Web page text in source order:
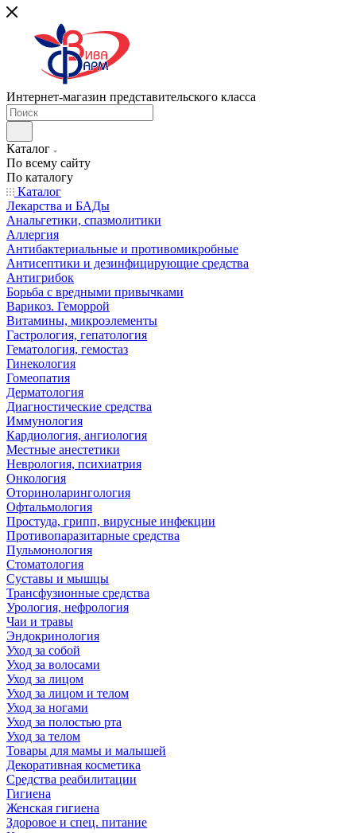
Интернет-магазин представительского класса
Каталог
По всему сайту
По каталогу
Каталог
Лекарства и БАДы
Анальгетики, спазмолитики
Аллергия
Антибактериальные и противомикробные
Антисептики и дезинфицирующие средства
Антигрибок
Борьба с вредными привычками
Варикоз. Геморрой
Витамины, микроэлементы
Гастрология, гепатология
Гематология, гемостаз
Гинекология
Гомеопатия
Дерматология
Диагностические средства
Иммунология
Кардиология, ангиология
Местные анестетики
Неврология, психиатрия
Онкология
Оториноларингология
Офтальмология
Простуда, грипп, вирусные инфекции
Противопаразитарные средства
Пульмонология
Стоматология
Суставы и мышцы
Трансфузионные средства
Урология, нефрология
Чаи и травы
Эндокринология
Уход за собой
Уход за волосами
Уход за лицом
Уход за лицом и телом
Уход за ногами
Уход за полостью рта
Уход за телом
Товары для мамы и малышей
Декоративная косметика
Средства реабилитации
Гигиена
Женская гигиена
Здоровое и спец. питание